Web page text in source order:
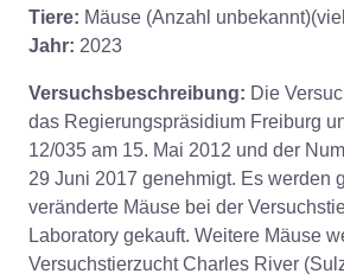
Tiere: Mäuse (Anzahl
Jahr: 2023
Versuchsbeschreibung: Die
das Regierungspräsidium Freiburg
12/035 am 15. Mai 2012 und der
29 Juni 2017 genehmigt. Es werden
veränderte Mäuse bei der
Laboratory gekauft. Weitere Mäuse
Versuchstierzucht Charles River